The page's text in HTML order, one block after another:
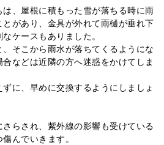
、屋根に積もった雪が落ちる時に雨
があり、金具が外れて雨樋が垂れ下
ケースもありました。
そこから雨水が落ちてくるようにな
などは近隣の方へ迷惑をかけてしま
に、早めに交換するようにしましょ
らされ、紫外線の影響も受けている
んでいきます。